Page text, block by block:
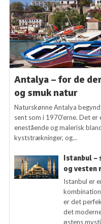
Antalya – for de
og smuk natur
Naturskønne Antalya
sent som i 1970’erne. Det er
enestående og malerisk
kyststrækninger, og...
Istanbul –
og vesten
Istanbul er
er det
det
østens